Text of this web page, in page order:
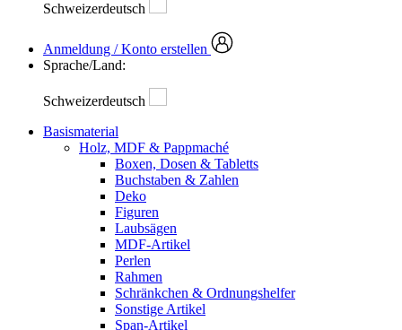
Schweizerdeutsch
Anmeldung / Konto erstellen
Sprache/Land:
Schweizerdeutsch
Basismaterial
Holz, MDF & Pappmaché
Boxen, Dosen & Tabletts
Buchstaben & Zahlen
Deko
Figuren
Laubsägen
MDF-Artikel
Perlen
Rahmen
Schränkchen & Ordnungshelfer
Sonstige Artikel
Span-Artikel